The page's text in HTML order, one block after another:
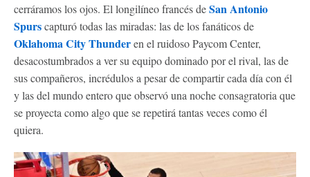
cerráramos los ojos. El longilíneo francés deSan Antonio
Spurscapturó todas las miradas: las de los fanáticos de
Oklahoma City Thunderen el ruidoso Paycom Center,
desacostumbrados a ver su equipo dominado por el rival, las de
sus compañeros, incrédulos a pesar de compartir cada día con él
y las del mundo entero que observó una noche consagratoria que
se proyecta como algo que se repetirá tantas veces como él
quiera.